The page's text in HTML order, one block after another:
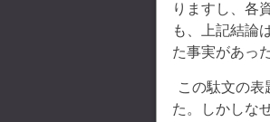
りますし、各
も、上記結論
た事実があっ
この駄文の
た。しかしな